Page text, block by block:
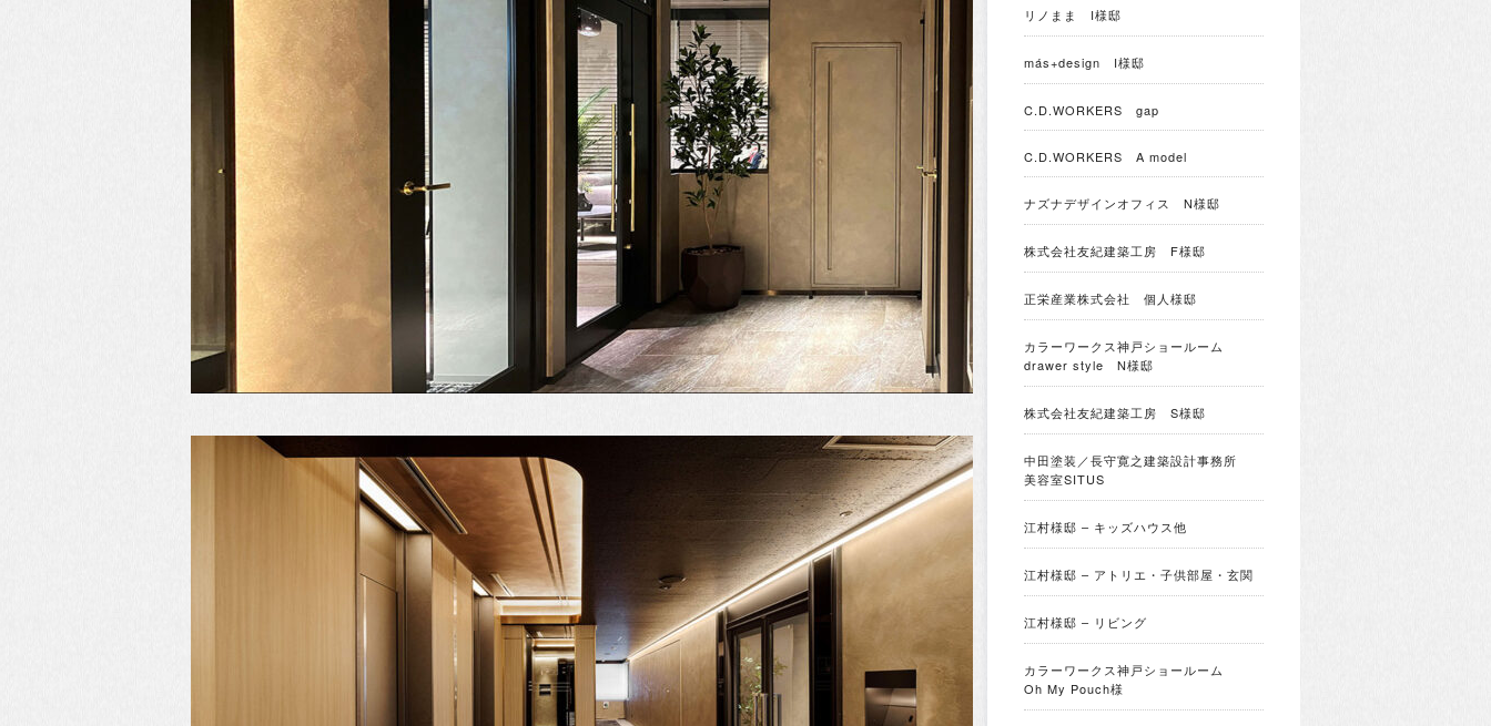
リノまま I様邸
más+design I様邸
C.D.WORKERS gap
C.D.WORKERS A model
ナズナデザインオフィス N様邸
株式会社友紀建築工房 F様邸
正栄産業株式会社 個人様邸
カラーワークス神戸ショールーム
drawer style N様邸
株式会社友紀建築工房 S様邸
中田塗装／長守寛之建築設計事務所
美容室SITUS
江村様邸 – キッズハウス他
江村様邸 – アトリエ・子供部屋・玄関
江村様邸 – リビング
カラーワークス神戸ショールーム
Oh My Pouch様